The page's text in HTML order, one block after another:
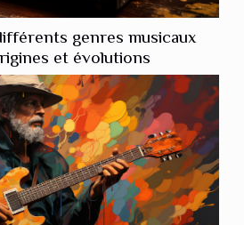
genres musicaux
et évolutions